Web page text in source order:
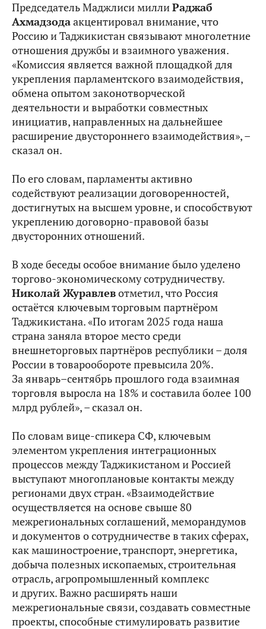
Председатель Маджлиси миллиРаджаб
Ахмадзодаакцентировал внимание, что
Россию и Таджикистан связывают многолетние
отношения дружбы и взаимного уважения.
«Комиссия является важной площадкой для
укрепления парламентского взаимодействия,
обмена опытом законотворческой
деятельности и выработки совместных
инициатив, направленных на дальнейшее
расширение двустороннего взаимодействия», –
сказал он.
По его словам, парламенты активно
содействуют реализации договоренностей,
достигнутых на высшем уровне, и способствуют
укреплению договорно-правовой базы
двусторонних отношений.
В ходе беседы особое внимание было уделено
торгово-экономическому сотрудничеству.
Николай Журавлевотметил, что Россия
остаётся ключевым торговым партнёром
Таджикистана. «По итогам 2025 года наша
страна заняла второе место среди
внешнеторговых партнёров республики – доля
России в товарообороте превысила 20%.
За январь–сентябрь прошлого года взаимная
торговля выросла на 18% и составила более 100
млрд рублей», – сказал он.
По словам вице-спикера СФ, ключевым
элементом укрепления интеграционных
процессов между Таджикистаном и Россией
выступают многоплановые контакты между
регионами двух стран. «Взаимодействие
осуществляется на основе свыше 80
межрегиональных соглашений, меморандумов
и документов о сотрудничестве в таких сферах,
как машиностроение, транспорт, энергетика,
добыча полезных ископаемых, строительная
отрасль, агропромышленный комплекс
и других. Важно расширять наши
межрегиональные связи, создавать совместные
проекты, способные стимулировать развитие